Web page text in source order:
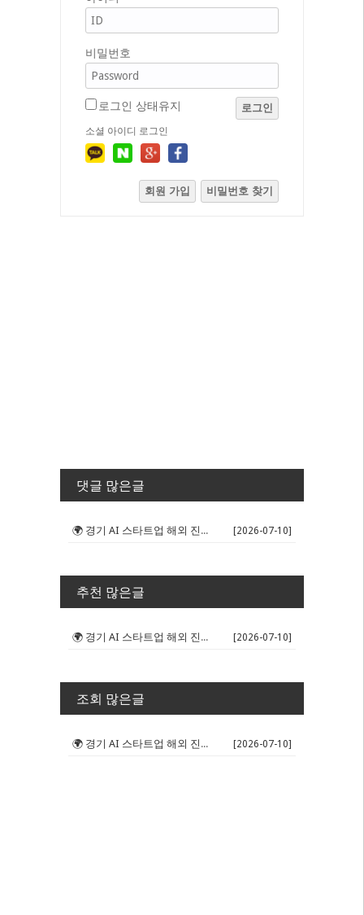
비밀번호
로그인 상태유지 로그인
소셜 아이디 로그인
회원 가입 비밀번호 찾기
댓글 많은글
🌍 경기 AI 스타트업 해외 진출 판... [2026-07-10]
추천 많은글
🌍 경기 AI 스타트업 해외 진출 판... [2026-07-10]
조회 많은글
🌍 경기 AI 스타트업 해외 진출 판... [2026-07-10]